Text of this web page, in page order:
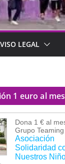
LEGAL
1 euro al mes